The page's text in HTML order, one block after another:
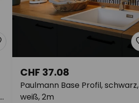
Paulmann Base Profil, schwarz,
weiß, 2m
CHF 37.08